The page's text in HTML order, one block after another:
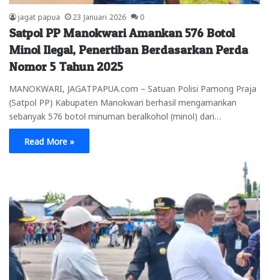
jagat papua 23 Januari 2026 0
Satpol PP Manokwari Amankan 576 Botol
Minol Ilegal, Penertiban Berdasarkan Perda
Nomor 5 Tahun 2025
MANOKWARI, JAGATPAPUA.com – Satuan Polisi Pamong Praja
(Satpol PP) Kabupaten Manokwari berhasil mengamankan
sebanyak 576 botol minuman beralkohol (minol) dari…
Read More »